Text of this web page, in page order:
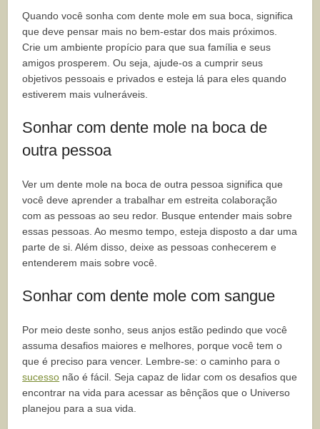
Quando você sonha com dente mole em sua boca, significa
que deve pensar mais no bem-estar dos mais próximos.
Crie um ambiente propício para que sua família e seus
amigos prosperem. Ou seja, ajude-os a cumprir seus
objetivos pessoais e privados e esteja lá para eles quando
estiverem mais vulneráveis.
Sonhar com dente mole na boca de
outra pessoa
Ver um dente mole na boca de outra pessoa significa que
você deve aprender a trabalhar em estreita colaboração
com as pessoas ao seu redor. Busque entender mais sobre
essas pessoas. Ao mesmo tempo, esteja disposto a dar uma
parte de si. Além disso, deixe as pessoas conhecerem e
entenderem mais sobre você.
Sonhar com dente mole com sangue
Por meio deste sonho, seus anjos estão pedindo que você
assuma desafios maiores e melhores, porque você tem o
que é preciso para vencer. Lembre-se: o caminho para o
sucesso não é fácil. Seja capaz de lidar com os desafios que
encontrar na vida para acessar as bênçãos que o Universo
planejou para a sua vida.